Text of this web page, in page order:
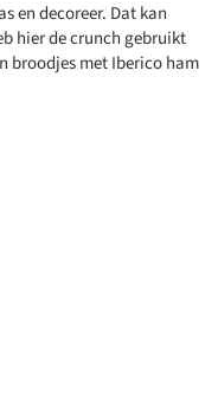
en decoreer. Dat kan
hier de crunch gebruikt
broodjes met Iberico ham